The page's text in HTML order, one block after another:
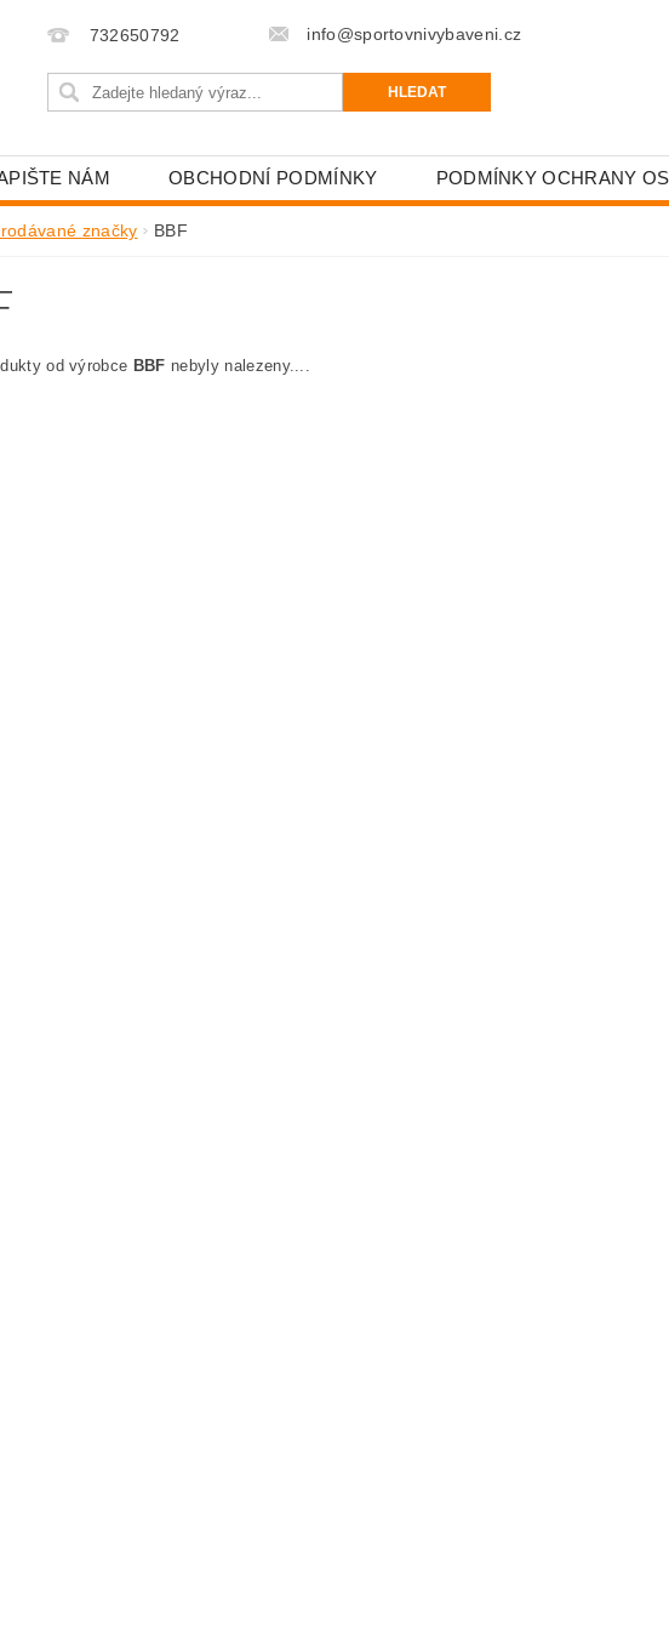
732650792 info@sportovnivybaveni.cz
NÁM OBCHODNÍ PODMÍNKY PODMÍNKY OCHRANY
značky BBF
od výrobce BBF nebyly nalezeny....